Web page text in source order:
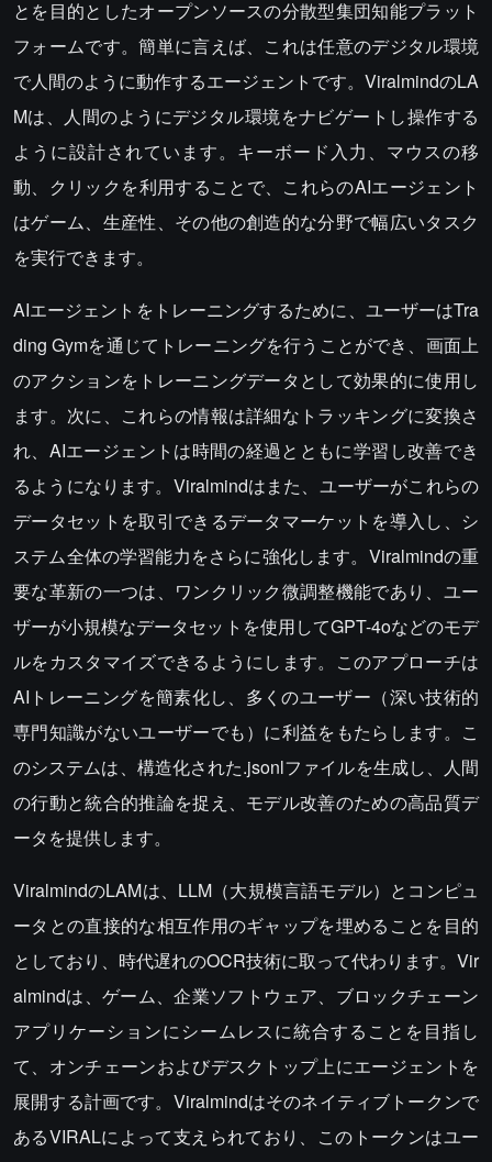
とを目的としたオープンソースの分散型集団知能プラット
フォームです。簡単に言えば、これは任意のデジタル環境
で人間のように動作するエージェントです。ViralmindのLA
Mは、人間のようにデジタル環境をナビゲートし操作する
ように設計されています。キーボード入力、マウスの移
動、クリックを利用することで、これらのAIエージェント
はゲーム、生産性、その他の創造的な分野で幅広いタスク
を実行できます。
AIエージェントをトレーニングするために、ユーザーはTra
ding Gymを通じてトレーニングを行うことができ、画面上
のアクションをトレーニングデータとして効果的に使用し
ます。次に、これらの情報は詳細なトラッキングに変換さ
れ、AIエージェントは時間の経過とともに学習し改善でき
るようになります。Viralmindはまた、ユーザーがこれらの
データセットを取引できるデータマーケットを導入し、シ
ステム全体の学習能力をさらに強化します。Viralmindの重
要な革新の一つは、ワンクリック微調整機能であり、ユー
ザーが小規模なデータセットを使用してGPT-4oなどのモデ
ルをカスタマイズできるようにします。このアプローチは
AIトレーニングを簡素化し、多くのユーザー（深い技術的
専門知識がないユーザーでも）に利益をもたらします。こ
のシステムは、構造化された.jsonlファイルを生成し、人間
の行動と統合的推論を捉え、モデル改善のための高品質デ
ータを提供します。
ViralmindのLAMは、LLM（大規模言語モデル）とコンピュ
ータとの直接的な相互作用のギャップを埋めることを目的
としており、時代遅れのOCR技術に取って代わります。Vir
almindは、ゲーム、企業ソフトウェア、ブロックチェーン
アプリケーションにシームレスに統合することを目指し
て、オンチェーンおよびデスクトップ上にエージェントを
展開する計画です。Viralmindはそのネイティブトークンで
あるVIRALによって支えられており、このトークンはユー